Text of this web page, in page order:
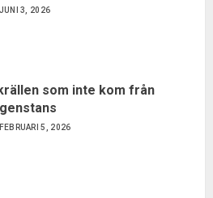
JUNI 3, 2026
som inte kom från
FEBRUARI 5, 2026